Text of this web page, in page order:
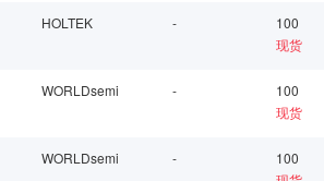
HOLTEK -
100
现货
WORLDsemi -
100
现货
WORLDsemi -
100